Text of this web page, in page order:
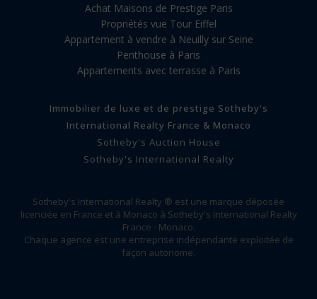
Achat Maisons de Prestige Paris
Propriétés vue Tour Eiffel
Appartement à vendre à Neuilly sur Seine
Penthouse à Paris
Appartements avec terrasse à Paris
Immobilier de luxe et de prestige Sotheby's
International Realty France & Monaco
Sotheby's Auction House
Sotheby's International Realty
Sotheby's International Realty ® est une marque déposée
licenciée en France et à Monaco à Sotheby's International Realty
France - Monaco.
Chaque agence est une entreprise indépendante exploitée de
façon autonome.